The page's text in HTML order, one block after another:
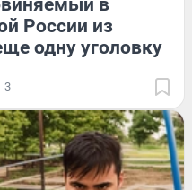
в
России из
одну уголовку
3